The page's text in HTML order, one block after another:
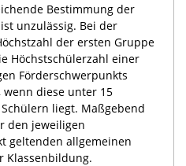
Bestimmung der
unzulässig. Bei der
der ersten Gruppe
Höchstschülerzahl einer
Förderschwerpunkts
diese unter 15
liegt. Maßgebend
den jeweiligen
geltenden allgemeinen
Klassenbildung.